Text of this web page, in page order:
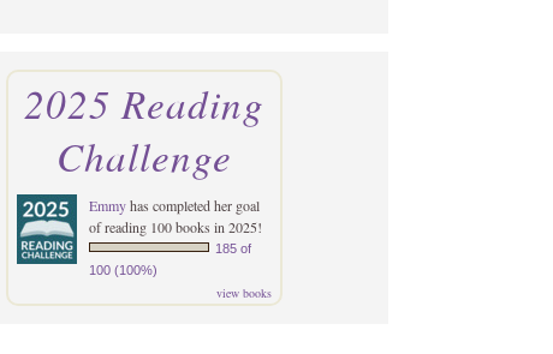
2025 Reading
Challenge
Emmyhas completed her goal
of reading 100 books in 2025!
185 of
100 (100%)
view books